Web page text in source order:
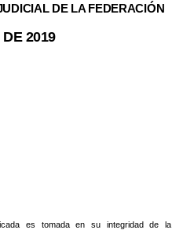
DE LA FEDERACIÓN
2019
es tomada en su integridad de la